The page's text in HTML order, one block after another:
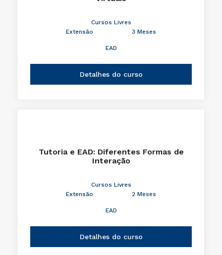
Cursos Livres
Extensão
3 Meses
EAD
Detalhes do curso
Tutoria e EAD: Diferentes Formas de
Interação
Cursos Livres
Extensão
2 Meses
EAD
Detalhes do curso